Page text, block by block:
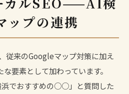
ップの連携
従来のGoogleマップ対策に加え
要素として加わっています。
でおすすめの○○」と質問した